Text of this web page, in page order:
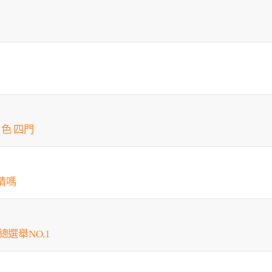
四門
嗎
選舉NO.1